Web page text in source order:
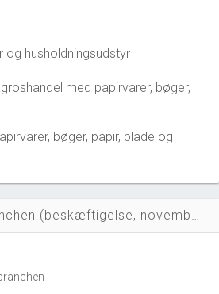
og husholdningsudstyr
med papirvarer, bøger,
bøger, papir, blade og
Nøgletal for branchen (beskæftigelse, november 2023)